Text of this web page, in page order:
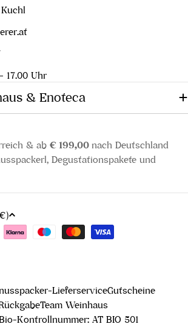
17.00 Uhr
& Enoteca
& ab € 199,00 nach Deutschland
Degustationspakete und
Österreich (EUR €)
LieferserviceGutscheine
Team Weinhaus
Kontrollnummer: AT BIO 501